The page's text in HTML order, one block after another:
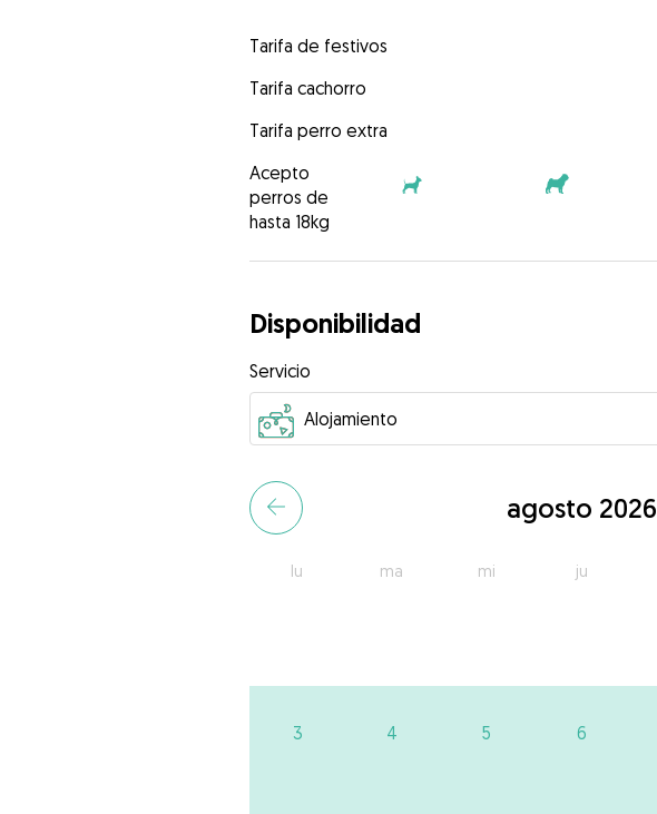
Tarifa de festivos
Tarifa cachorro
Tarifa perro extra
Acepto
perros de
hasta 18kg
Disponibilidad
Servicio
agosto 2026
lu ma mi ju
3 4 5 6